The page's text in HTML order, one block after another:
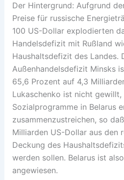
Der Hintergrund: Aufgrund
Preise für russische
100 US-Dollar explodierten
Handelsdefizit mit Rußland
Haushaltsdefizit des Landes.
Außenhandelsdefizit Minsks
65,6 Prozent auf 4,3
Lukaschenko ist nicht gewillt,
Sozialprogramme in Belarus
zusammenzustreichen, so
Milliarden US-Dollar aus den
Deckung des
werden sollen. Belarus ist
angewiesen.